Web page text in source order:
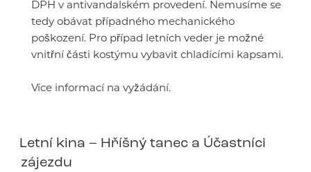
DPH v antivandalském provedení. Nemusíme se
tedy obávat případného mechanického
poškození. Pro případ letních veder je možné
vnitřní části kostýmu vybavit chladícími kapsami.
Více informací na vyžádání.
Letní kina – Hříšný tanec a Účastníci
zájezdu